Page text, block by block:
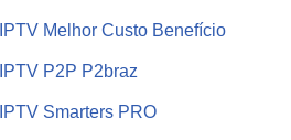
IPTV Melhor Custo Benefício
IPTV P2P P2braz
IPTV Smarters PRO